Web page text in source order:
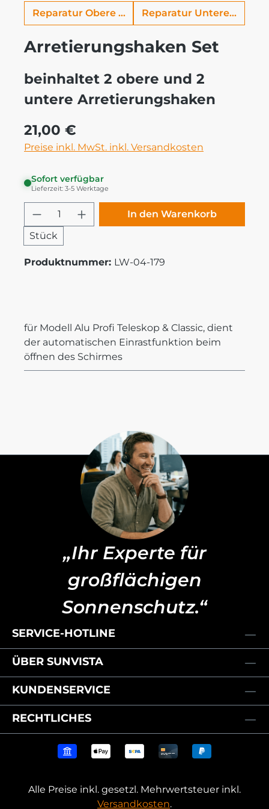
Reparatur Obere Arretierungshaken
Reparatur Untere
Arretierungshaken Set
beinhaltet 2 obere und 2
untere Arretierungshaken
Regulärer Preis:
21,00 €
Preise inkl. MwSt. inkl. Versandkosten
Sofort verfügbar
Lieferzeit: 3-5 Werktage
Produkt Anzahl: Gib den
Stück
In den Warenkorb
Produktnummer: LW-04-179
für Modell Alu Profi Teleskop & Classic, dient
der automatischen Einrastfunktion beim
öffnen des Schirmes
„Ihr Experte für
großflächigen
Sonnenschutz.“
SERVICE-HOTLINE
ÜBER SUNVISTA
KUNDENSERVICE
RECHTLICHES
Alle Preise inkl. gesetzl. Mehrwertsteuer inkl.
Versandkosten.